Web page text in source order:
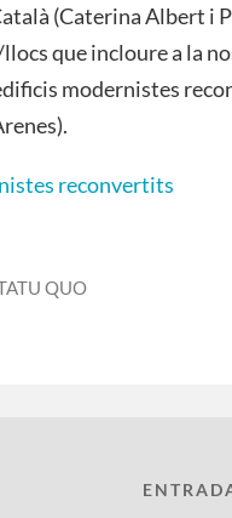
(Caterina Albert i
que incloure a la
modernistes
reconvertits
QUO